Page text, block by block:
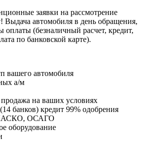
заявки на рассмотрение
Выдача автомобиля в день обращения,
оплаты (безналичный расчет, кредит,
по банковской карте).
вашего автомобиля
а/м
на ваших условиях
банков) кредит 99% одобрения
КАСКО, ОСАГО
оборудование